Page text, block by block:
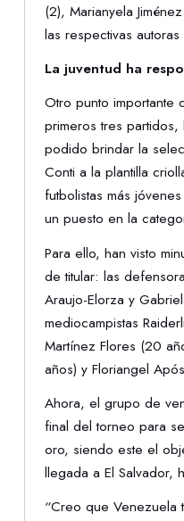
(2), Marianyela
las respectivas
La juventud ha
Otro punto
primeros tres
podido brindar la
Conti a la plantilla
futbolistas más
un puesto en la
Para ello, han visto
de titular: las
Araujo-Elorza y
mediocampistas
Martínez Flores (20
años) y Floriangel
Ahora, el grupo de
final del torneo para
oro, siendo este el
llegada a El Salvador,
“Creo que Venezuela